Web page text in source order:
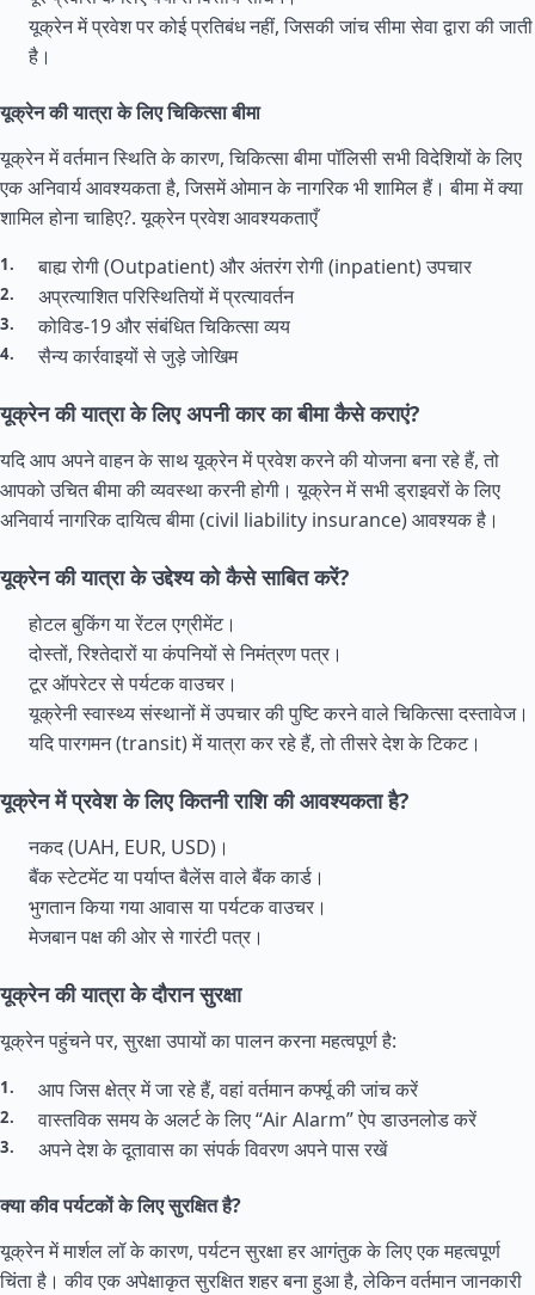
यूक्रेन में प्रवेश पर कोई प्रतिबंध नहीं, जिसकी जांच सीमा सेवा द्वारा की जाती
है।
यूक्रेन की यात्रा के लिए चिकित्सा बीमा
यूक्रेन में वर्तमान स्थिति के कारण, चिकित्सा बीमा पॉलिसी सभी विदेशियों के लिए
एक अनिवार्य आवश्यकता है, जिसमें ओमान के नागरिक भी शामिल हैं। बीमा में क्या
शामिल होना चाहिए?.यूक्रेन प्रवेश आवश्यकताएँ
बाह्य रोगी (Outpatient) और अंतरंग रोगी (inpatient) उपचार
अप्रत्याशित परिस्थितियों में प्रत्यावर्तन
कोविड-19 और संबंधित चिकित्सा व्यय
सैन्य कार्रवाइयों से जुड़े जोखिम
यूक्रेन की यात्रा के लिए अपनी कार का बीमा कैसे कराएं?
यदि आप अपने वाहन के साथ यूक्रेन में प्रवेश करने की योजना बना रहे हैं, तो
आपको उचित बीमा की व्यवस्था करनी होगी। यूक्रेन में सभी ड्राइवरों के लिए
अनिवार्य नागरिक दायित्व बीमा (civil liability insurance) आवश्यक है।
यूक्रेन की यात्रा के उद्देश्य को कैसे साबित करें?
होटल बुकिंग या रेंटल एग्रीमेंट।
दोस्तों, रिश्तेदारों या कंपनियों से निमंत्रण पत्र।
टूर ऑपरेटर से पर्यटक वाउचर।
यूक्रेनी स्वास्थ्य संस्थानों में उपचार की पुष्टि करने वाले चिकित्सा दस्तावेज।
यदि पारगमन (transit) में यात्रा कर रहे हैं, तो तीसरे देश के टिकट।
यूक्रेन में प्रवेश के लिए कितनी राशि की आवश्यकता है?
नकद (UAH, EUR, USD)।
बैंक स्टेटमेंट या पर्याप्त बैलेंस वाले बैंक कार्ड।
भुगतान किया गया आवास या पर्यटक वाउचर।
मेजबान पक्ष की ओर से गारंटी पत्र।
यूक्रेन की यात्रा के दौरान सुरक्षा
यूक्रेन पहुंचने पर, सुरक्षा उपायों का पालन करना महत्वपूर्ण है:
आप जिस क्षेत्र में जा रहे हैं, वहां वर्तमान कर्फ्यू की जांच करें
वास्तविक समय के अलर्ट के लिए “Air Alarm” ऐप डाउनलोड करें
अपने देश के दूतावास का संपर्क विवरण अपने पास रखें
क्या कीव पर्यटकों के लिए सुरक्षित है?
यूक्रेन में मार्शल लॉ के कारण, पर्यटन सुरक्षा हर आगंतुक के लिए एक महत्वपूर्ण
चिंता है। कीव एक अपेक्षाकृत सुरक्षित शहर बना हुआ है, लेकिन वर्तमान जानकारी